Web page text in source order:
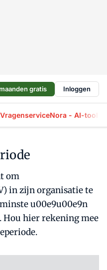
gratis Inloggen
VragenserviceNora - AI-tool
om
in zijn organisatie te
u00e9u00e9n
Hou hier rekening mee